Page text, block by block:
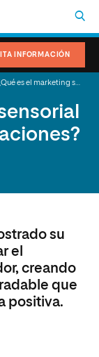
INFORMACIÓN
su
el
creando
que
positiva.